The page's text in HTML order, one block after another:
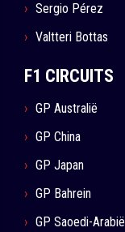
Sergio Pérez
Valtteri Bottas
F1 CIRCUITS
GP Australië
GP China
GP Japan
GP Bahrein
GP Saoedi-Arabië